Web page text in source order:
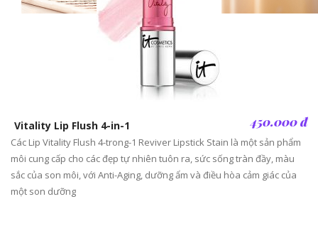
Vitality Lip Flush 4-in-1 450.000 đ
Các Lip Vitality Flush 4-trong-1 Reviver Lipstick Stain là một sản phẩm
môi cung cấp cho các đẹp tự nhiên tuôn ra, sức sống tràn đầy, màu
sắc của son môi, với Anti-Aging, dưỡng ẩm và điều hòa cảm giác của
một son dưỡng